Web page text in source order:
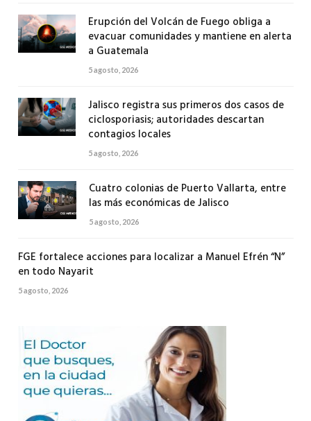
Erupción del Volcán de Fuego obliga a
evacuar comunidades y mantiene en alerta
a Guatemala
5 agosto, 2026
Jalisco registra sus primeros dos casos de
ciclosporiasis; autoridades descartan
contagios locales
5 agosto, 2026
Cuatro colonias de Puerto Vallarta, entre
las más económicas de Jalisco
5 agosto, 2026
FGE fortalece acciones para localizar a Manuel Efrén “N”
en todo Nayarit
5 agosto, 2026